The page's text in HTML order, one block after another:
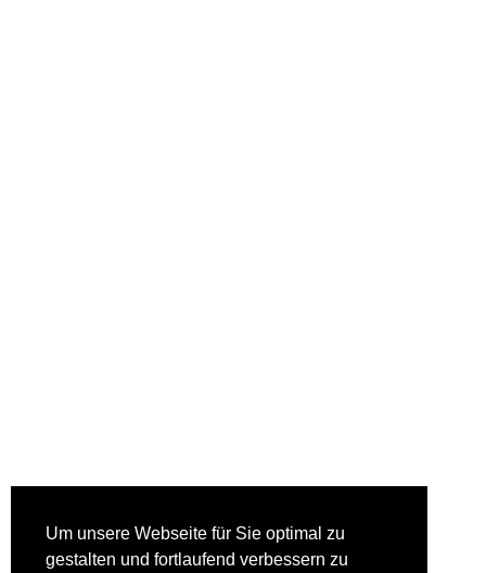
Um unsere Webseite für Sie optimal zu
gestalten und fortlaufend verbessern zu